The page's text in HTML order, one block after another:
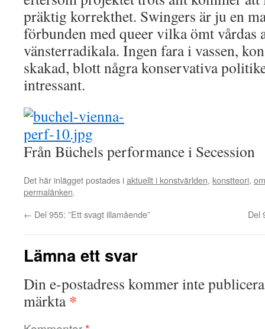
präktig korrekthet. Swingers är ju en
förbunden med queer vilka ömt vårdas
vänsterradikala. Ingen fara i vassen,
skakad, blott några konservativa
intressant.
Från Büchels performance i Secession
Det här inlägget postades iaktuellt i konstvärlden, konstteori,
permalänken.
← Del 955: ”Ett svagt illamående” Del
Lämna ett svar
Din e-postadress kommer inte
märkta*